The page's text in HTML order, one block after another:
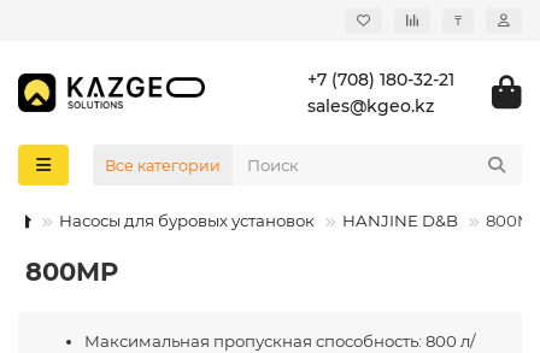
₸
+7 (708) 180-32-21
sales@kgeo.kz
Все категории
Насосы для буровых установок HANJINE D&B
800MP
Максимальная пропускная способность: 800 л/